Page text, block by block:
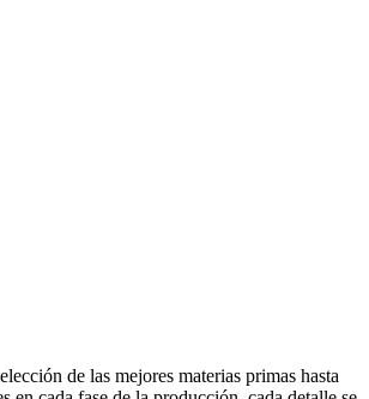
de las mejores materias primas hasta